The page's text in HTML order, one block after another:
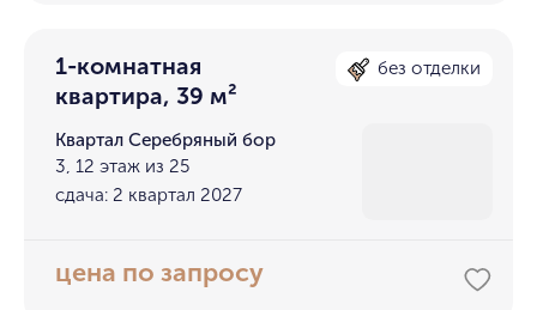
1-комнатная
квартира, 39 м²
без отделки
Квартал Серебряный бор
3, 12 этаж из 25
сдача: 2 квартал 2027
цена по запросу